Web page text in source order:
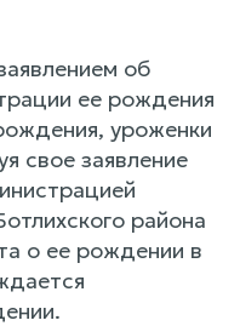
об
ее рождения
уроженки
свое заявление
района
о ее рождении в